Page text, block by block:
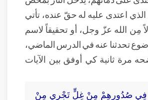
الذي اعتدى عليه له حقّ عنده، تأتي
مِن الله عزّ وجل، أو تحقيقاً لاسم
تحدثنا عنه في الدرس الماضي،
مرة ثانية كي أوفق بين الآيات
فِي صُدُورِهِمْ مِنْ غِلٍّ تَجْرِي مِنْ